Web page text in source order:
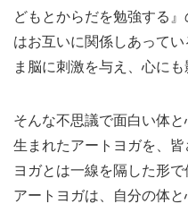
どもとからだを勉強する
はお互いに関係しあって
ま脳に刺激を与え、心にも
そんな不思議で面白い体
生まれたアートヨガを、
ヨガとは一線を隔した形
アートヨガは、自分の体